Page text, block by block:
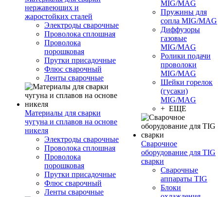
нержавеющих и
жаростойких сталей
Электроды сварочные
Проволока сплошная
Проволока
порошковая
Прутки присадочные
Флюс сварочный
Ленты сварочные
Материалы для сварки
чугуна и сплавов на основе
никеля
Электроды сварочные
Проволока сплошная
Проволока
порошковая
Прутки присадочные
Флюс сварочный
Ленты сварочные
MIG/MAG
Пружины для
сопла MIG/MAG
Диффузоры
газовые
MIG/MAG
Ролики подачи
проволоки
MIG/MAG
Шейки горелок
(гусаки)
MIG/MAG
+ ЕЩЕ
Сварочное
оборудование для TIG
сварки
Сварочные
аппараты TIG
Блоки